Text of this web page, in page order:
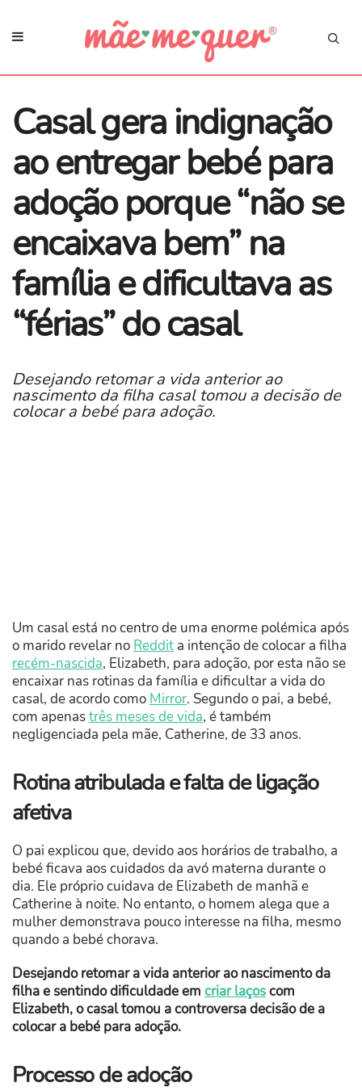
Casal gera indignação
ao entregar bebé para
adoção porque “não se
encaixava bem” na
família e dificultava as
“férias” do casal
Desejando retomar a vida anterior ao
nascimento da filha casal tomou a decisão de
colocar a bebé para adoção.
Um casal está no centro de uma enorme polémica após
o marido revelar no Reddit a intenção de colocar a filha
recém-nascida, Elizabeth, para adoção, por esta não se
encaixar nas rotinas da família e dificultar a vida do
casal, de acordo como Mirror. Segundo o pai, a bebé,
com apenastrês meses de vida, é também
negligenciada pela mãe, Catherine, de 33 anos.
Rotina atribulada e falta de ligação
afetiva
O pai explicou que, devido aos horários de trabalho, a
bebé ficava aos cuidados da avó materna durante o
dia. Ele próprio cuidava de Elizabeth de manhã e
Catherine à noite. No entanto, o homem alega que a
mulher demonstrava pouco interesse na filha, mesmo
quando a bebé chorava.
Desejando retomar a vida anterior ao nascimento da
filha e sentindo dificuldade em criar laçoscom
Elizabeth, o casal tomou a controversa decisão de a
colocar a bebé para adoção.
Processo de adoção